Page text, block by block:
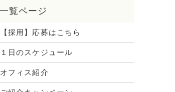
【採用】応募はこちら
１日のスケジュール
オフィス紹介